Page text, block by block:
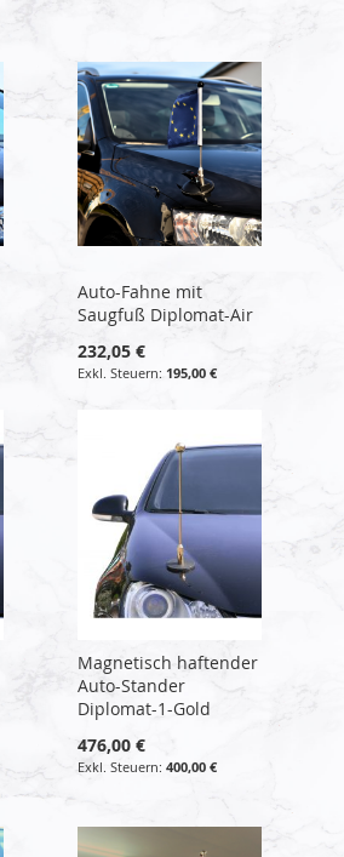
Auto-Fahne mit
Saugfuß Diplomat-Air
232,05 €
195,00 €
Magnetisch haftender
Auto-Stander
Diplomat-1-Gold
476,00 €
400,00 €